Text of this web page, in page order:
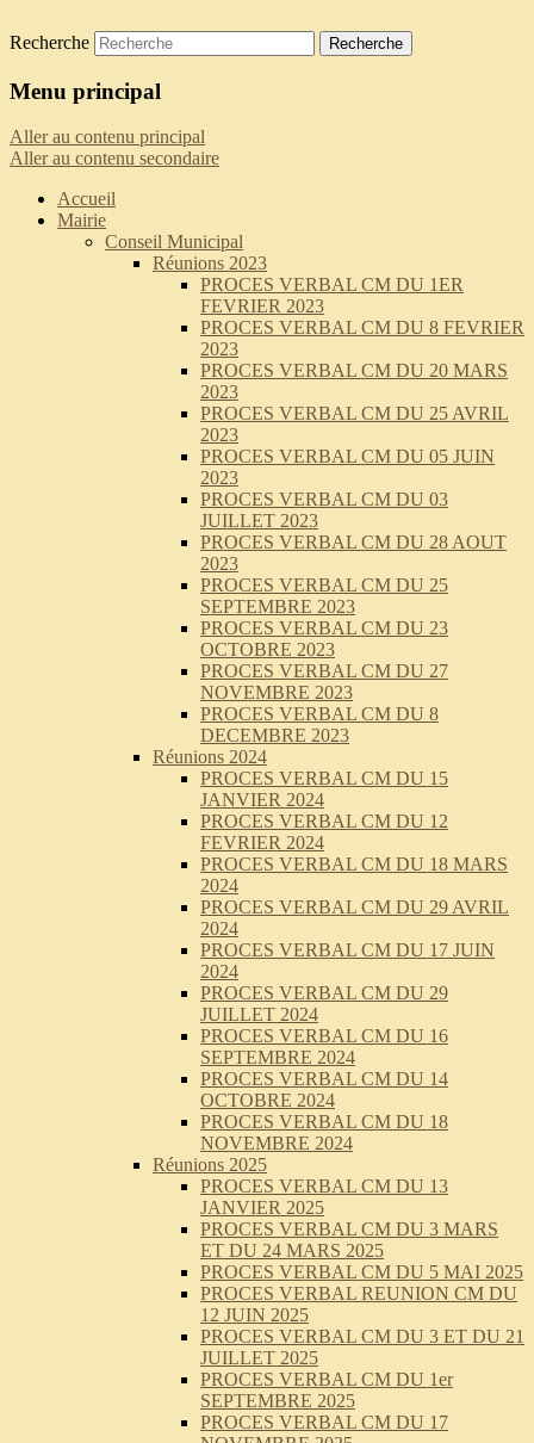
Saint-Pierre-de-Curtille
Recherche
Menu principal
Aller au contenu principal
Aller au contenu secondaire
Accueil
Mairie
Conseil Municipal
Réunions 2023
PROCES VERBAL CM DU 1ER
FEVRIER 2023
PROCES VERBAL CM DU 8 FEVRIER
2023
PROCES VERBAL CM DU 20 MARS
2023
PROCES VERBAL CM DU 25 AVRIL
2023
PROCES VERBAL CM DU 05 JUIN
2023
PROCES VERBAL CM DU 03
JUILLET 2023
PROCES VERBAL CM DU 28 AOUT
2023
PROCES VERBAL CM DU 25
SEPTEMBRE 2023
PROCES VERBAL CM DU 23
OCTOBRE 2023
PROCES VERBAL CM DU 27
NOVEMBRE 2023
PROCES VERBAL CM DU 8
DECEMBRE 2023
Réunions 2024
PROCES VERBAL CM DU 15
JANVIER 2024
PROCES VERBAL CM DU 12
FEVRIER 2024
PROCES VERBAL CM DU 18 MARS
2024
PROCES VERBAL CM DU 29 AVRIL
2024
PROCES VERBAL CM DU 17 JUIN
2024
PROCES VERBAL CM DU 29
JUILLET 2024
PROCES VERBAL CM DU 16
SEPTEMBRE 2024
PROCES VERBAL CM DU 14
OCTOBRE 2024
PROCES VERBAL CM DU 18
NOVEMBRE 2024
Réunions 2025
PROCES VERBAL CM DU 13
JANVIER 2025
PROCES VERBAL CM DU 3 MARS
ET DU 24 MARS 2025
PROCES VERBAL CM DU 5 MAI 2025
PROCES VERBAL REUNION CM DU
12 JUIN 2025
PROCES VERBAL CM DU 3 ET DU 21
JUILLET 2025
PROCES VERBAL CM DU 1er
SEPTEMBRE 2025
PROCES VERBAL CM DU 17